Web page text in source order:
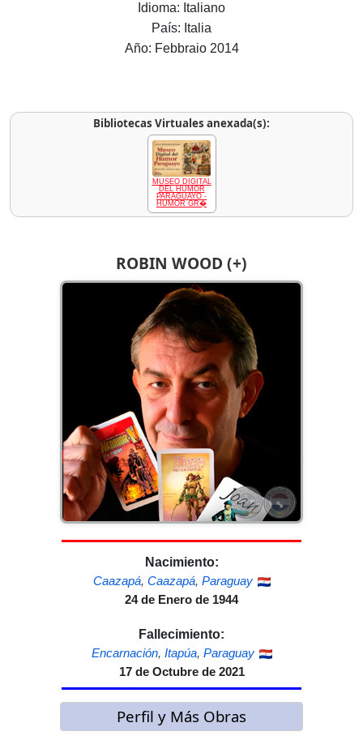
ROBIN WOOD (+)
Nacimiento:
Caazapá, Caazapá, Paraguay
24 de Enero de 1944
Fallecimiento:
Encarnación, Itapúa, Paraguay
17 de Octubre de 2021
Perfil y Más Obras
Idioma: Italiano
País: Italia
Año: Febbraio 2014
Bibliotecas Virtuales anexada(s):
MUSEO DIGITAL
DEL HUMOR
PARAGUAYO -
HUMOR GR�